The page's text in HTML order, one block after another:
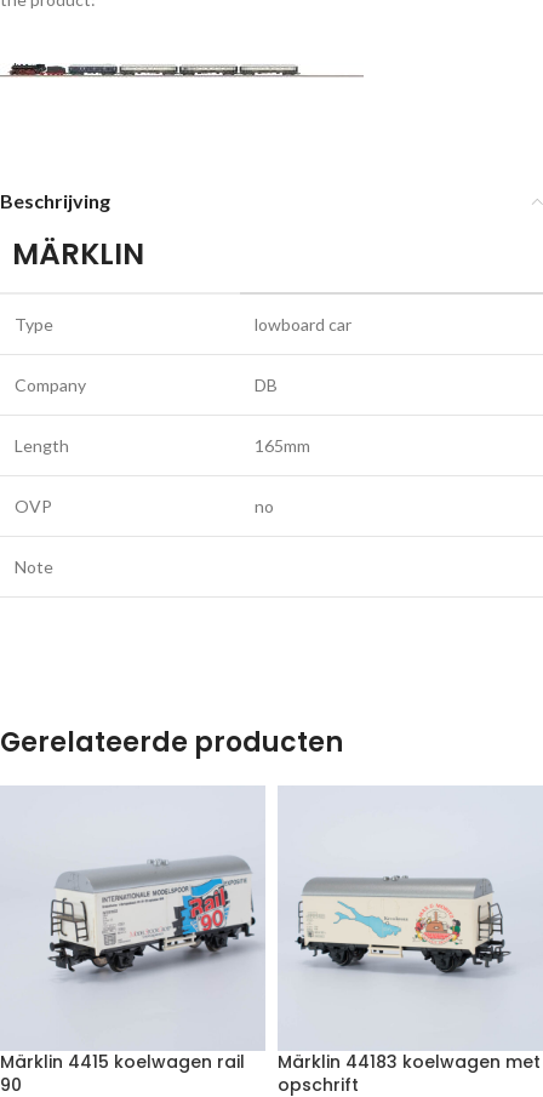
Beschrijving
MÄRKLIN
Type lowboard car
Company DB
Length 165mm
OVP no
Note
Gerelateerde producten
Märklin 4415 koelwagen rail
90
Märklin 44183 koelwagen met
opschrift